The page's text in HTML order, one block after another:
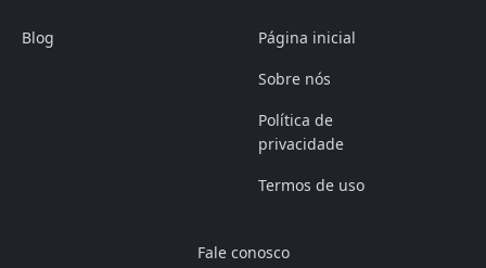
Blog
Página inicial
Sobre nós
Política de
privacidade
Termos de uso
Fale conosco